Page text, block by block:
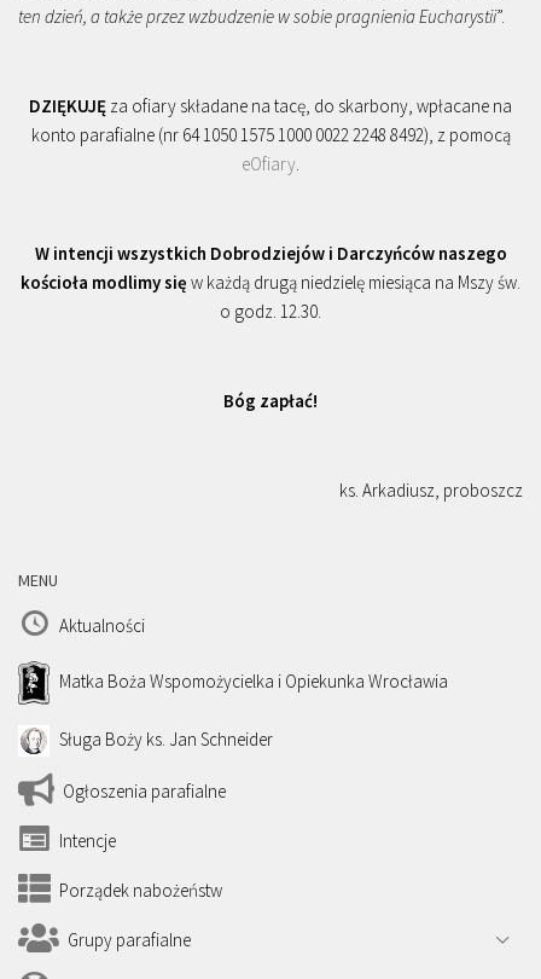
ten dzień, a także przez wzbudzenie w sobie pragnienia Eucharystii”.
DZIĘKUJĘ za ofiary składane na tacę, do skarbony, wpłacane na
konto parafialne (nr 64 1050 1575 1000 0022 2248 8492), z pomocą
eOfiary
W intencji wszystkich Dobrodziejów i Darczyńców naszego
kościoła modlimy się w każdą drugą niedzielę miesiąca na Mszy św.
o godz. 12.30.
Bóg zapłać!
ks. Arkadiusz, proboszcz
MENU
Aktualności
Matka Boża Wspomożycielka i Opiekunka Wrocławia
Sługa Boży ks. Jan Schneider
Ogłoszenia parafialne
Intencje
Porządek nabożeństw
Grupy parafialne